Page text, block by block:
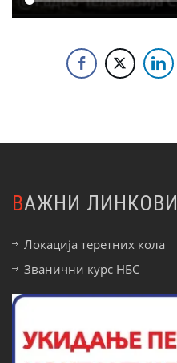
ВАЖНИ ЛИНКОВИ
Локација теретних кола
Званични курс НБС